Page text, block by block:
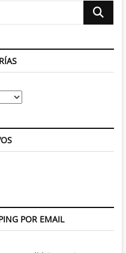
Buscar
POR EMAIL